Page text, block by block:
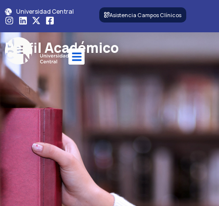
Universidad Central Asistencia Campos Clínicos
Perfil Académico